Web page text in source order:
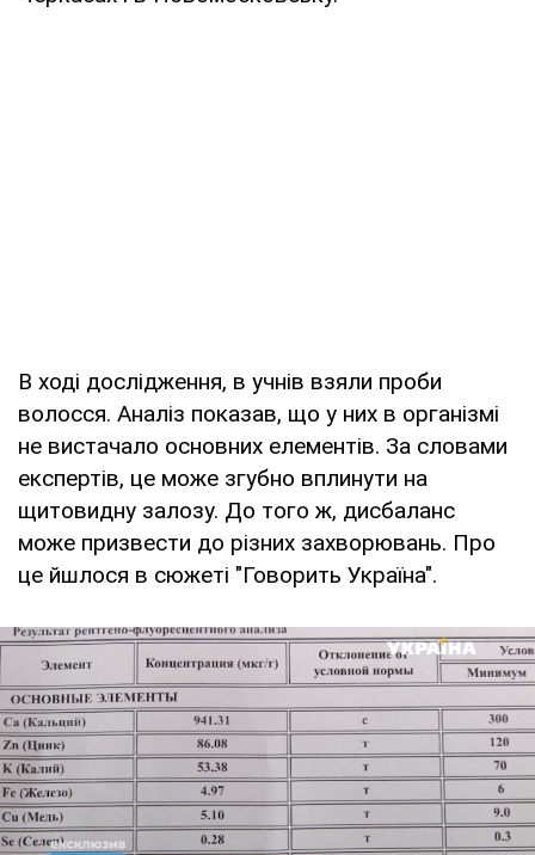
В ході дослідження, в учнів взяли проби
волосся. Аналіз показав, що у них в організмі
не вистачало основних елементів. За словами
експертів, це може згубно вплинути на
щитовидну залозу. До того ж, дисбаланс
може призвести до різних захворювань. Про
це йшлося в сюжеті "Говорить Україна".